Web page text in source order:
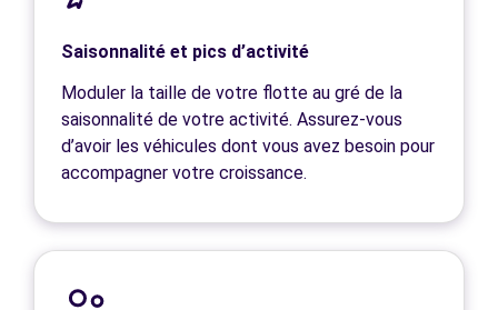
Saisonnalité et pics d’activité
Moduler la taille de votre flotte au gré de la
saisonnalité de votre activité. Assurez-vous
d’avoir les véhicules dont vous avez besoin pour
accompagner votre croissance.